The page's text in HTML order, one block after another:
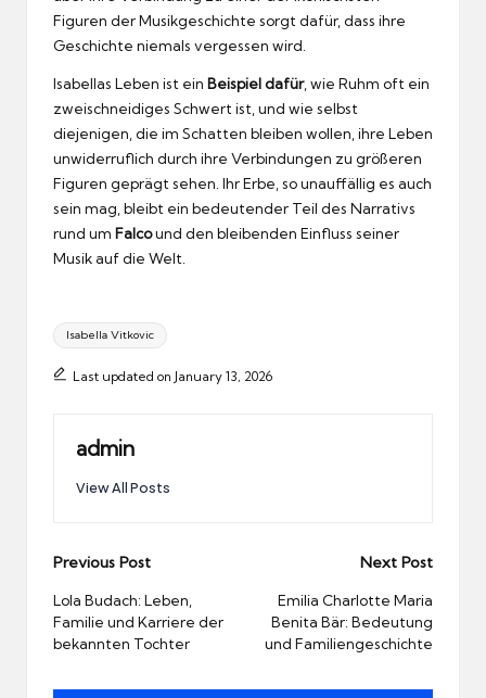
Figuren der Musikgeschichte sorgt dafür, dass ihre
Geschichte niemals vergessen wird.
Isabellas Leben ist ein Beispiel dafür, wie Ruhm oft ein
zweischneidiges Schwert ist, und wie selbst
diejenigen, die im Schatten bleiben wollen, ihre Leben
unwiderruflich durch ihre Verbindungen zu größeren
Figuren geprägt sehen. Ihr Erbe, so unauffällig es auch
sein mag, bleibt ein bedeutender Teil des Narrativs
rund um Falcound den bleibenden Einfluss seiner
Musik auf die Welt.
Tags:
Isabella Vitkovic
Last updated on January 13, 2026
admin
View All Posts
Post
navigation
Previous Post
Lola Budach: Leben,
Familie und Karriere der
bekannten Tochter
Next Post
Emilia Charlotte Maria
Benita Bär: Bedeutung
und Familiengeschichte